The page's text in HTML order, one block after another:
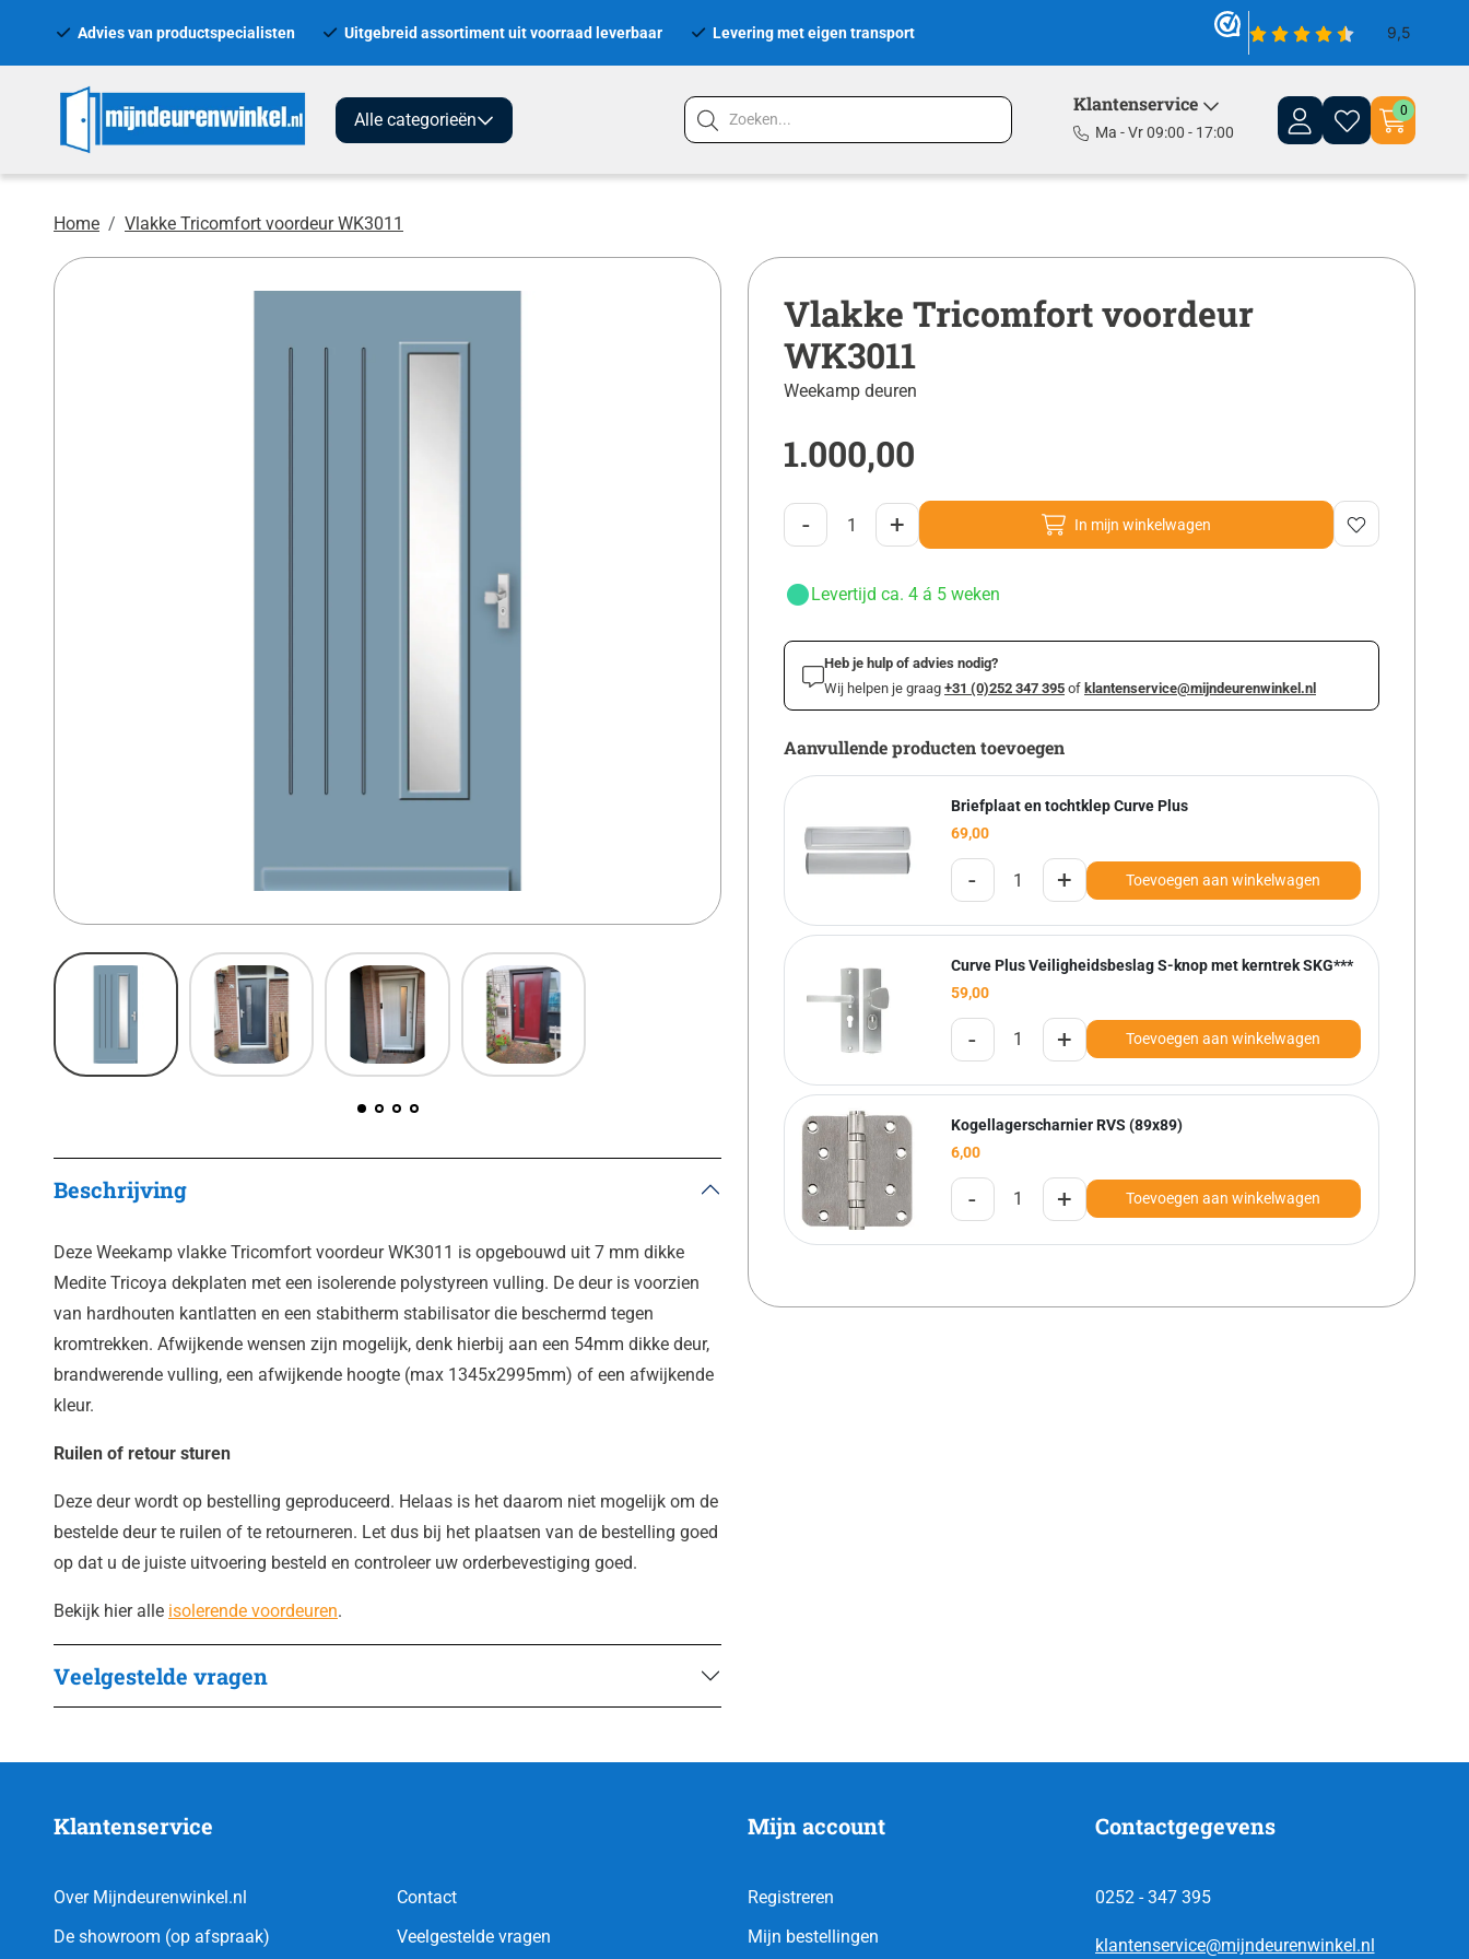
Advies van productspecialisten Uitgebreid assortiment uit voorraad leverbaar Levering met eigen transport
Alle categorieën
Klantenservice
Ma - Vr 09:00 - 17:00
0
Home Vlakke Tricomfort voordeur WK3011
Beschrijving
Deze Weekamp vlakke Tricomfort voordeur WK3011 is opgebouwd uit 7 mm dikke
Medite Tricoya dekplaten met een isolerende polystyreen vulling. De deur is voorzien
van hardhouten kantlatten en een stabitherm stabilisator die beschermd tegen
kromtrekken. Afwijkende wensen zijn mogelijk, denk hierbij aan een 54mm dikke deur,
brandwerende vulling, een afwijkende hoogte (max 1345x2995mm) of een afwijkende
kleur.
Ruilen of retour sturen
Deze deur wordt op bestelling geproduceerd. Helaas is het daarom niet mogelijk om de
bestelde deur te ruilen of te retourneren. Let dus bij het plaatsen van de bestelling goed
op dat u de juiste uitvoering besteld en controleer uw orderbevestiging goed.
Bekijk hier alle isolerende voordeuren.
Veelgestelde vragen
Vlakke Tricomfort voordeur
WK3011
Weekamp deuren
1.000,00
- + In mijn winkelwagen
Levertijd ca. 4 á 5 weken
Heb je hulp of advies nodig?
Wij helpen je graag +31 (0)252 347 395 of klantenservice@mijndeurenwinkel.nl
Aanvullende producten toevoegen
Briefplaat en tochtklep Curve Plus
69,00
- + Toevoegen aan winkelwagen
Curve Plus Veiligheidsbeslag S-knop met kerntrek SKG***
59,00
- + Toevoegen aan winkelwagen
Kogellagerscharnier RVS (89x89)
6,00
- + Toevoegen aan winkelwagen
Klantenservice
Over Mijndeurenwinkel.nl
De showroom (op afspraak)
Contact
Veelgestelde vragen
Mijn account
Registreren
Mijn bestellingen
Contactgegevens
0252 - 347 395
klantenservice@mijndeurenwinkel.nl